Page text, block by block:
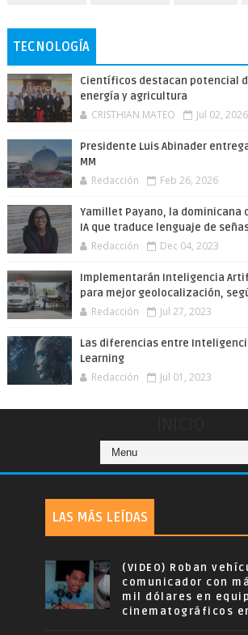
TECNOLOGÍA
Científicos destacan potencial
energía y agricultura
CRISTHIAN MATEO Jul 02, 2026
Presidente Luis Abinader
MM
Redacción Feb 26, 2026
Yamillet Payano, la dominicana
IA que traduce lenguaje de
Redacción Dec 04, 2023
Implementarán Inteligencia
para mejor geolocalización,
Redacción Jul 27, 2023
Las diferencias entre
Learning
Redacción Jul 01, 2023
LAS MÁS LEÍDAS
(VIDEO) Roban
comunicador con
mil dólares en
cinematográficos